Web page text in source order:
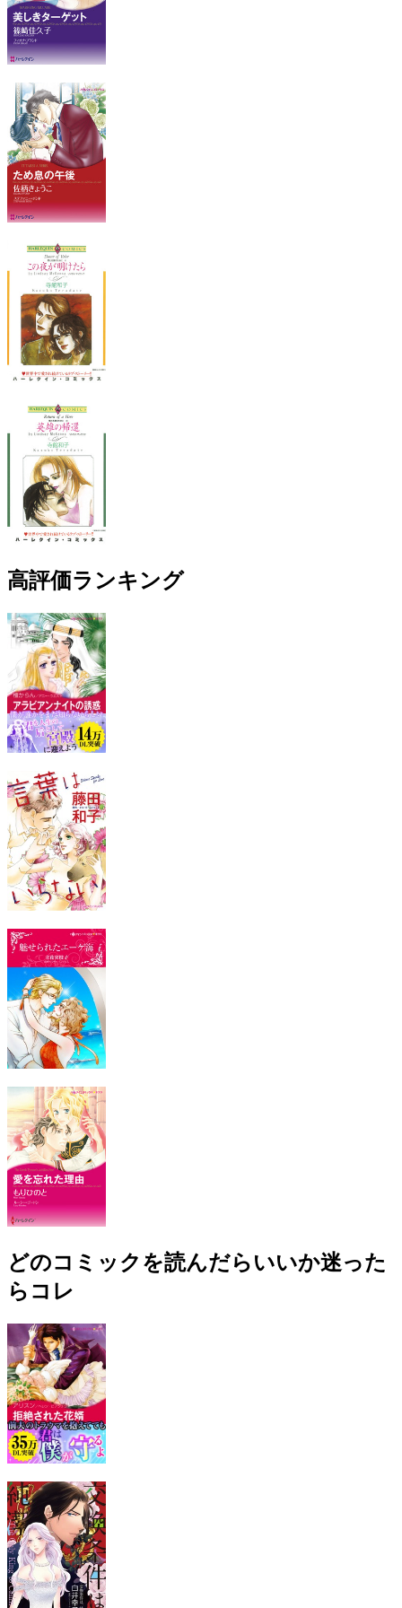
高評価ランキング
どのコミックを読んだらいいか迷った
らコレ